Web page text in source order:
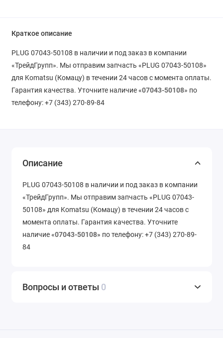
Краткое описание
PLUG 07043-50108 в наличии и под заказ в компании
«ТрейдГрупп». Мы отправим запчасть «PLUG 07043-50108»
для Komatsu (Комацу) в течении 24 часов с момента оплаты.
Гарантия качества. Уточните наличие «07043-50108» по
телефону: +7 (343) 270-89-84
Описание
PLUG 07043-50108 в наличии и под заказ в компании
«ТрейдГрупп». Мы отправим запчасть «PLUG 07043-
50108» для Komatsu (Комацу) в течении 24 часов с
момента оплаты. Гарантия качества. Уточните
наличие «07043-50108» по телефону: +7 (343) 270-89-
84
Вопросы и ответы 0